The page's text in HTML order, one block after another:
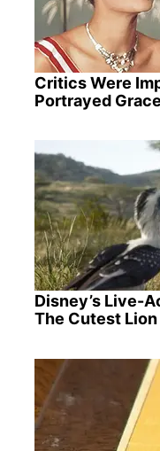
Critics Were
Portrayed
Disney’s Live-
The Cutest